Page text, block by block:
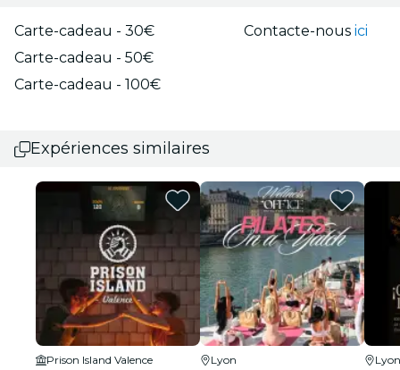
Carte-cadeau - 30€
Carte-cadeau - 50€
Carte-cadeau - 100€
Contacte-nousici
Expériences similaires
Prison Island Valence
Lyon
Lyon